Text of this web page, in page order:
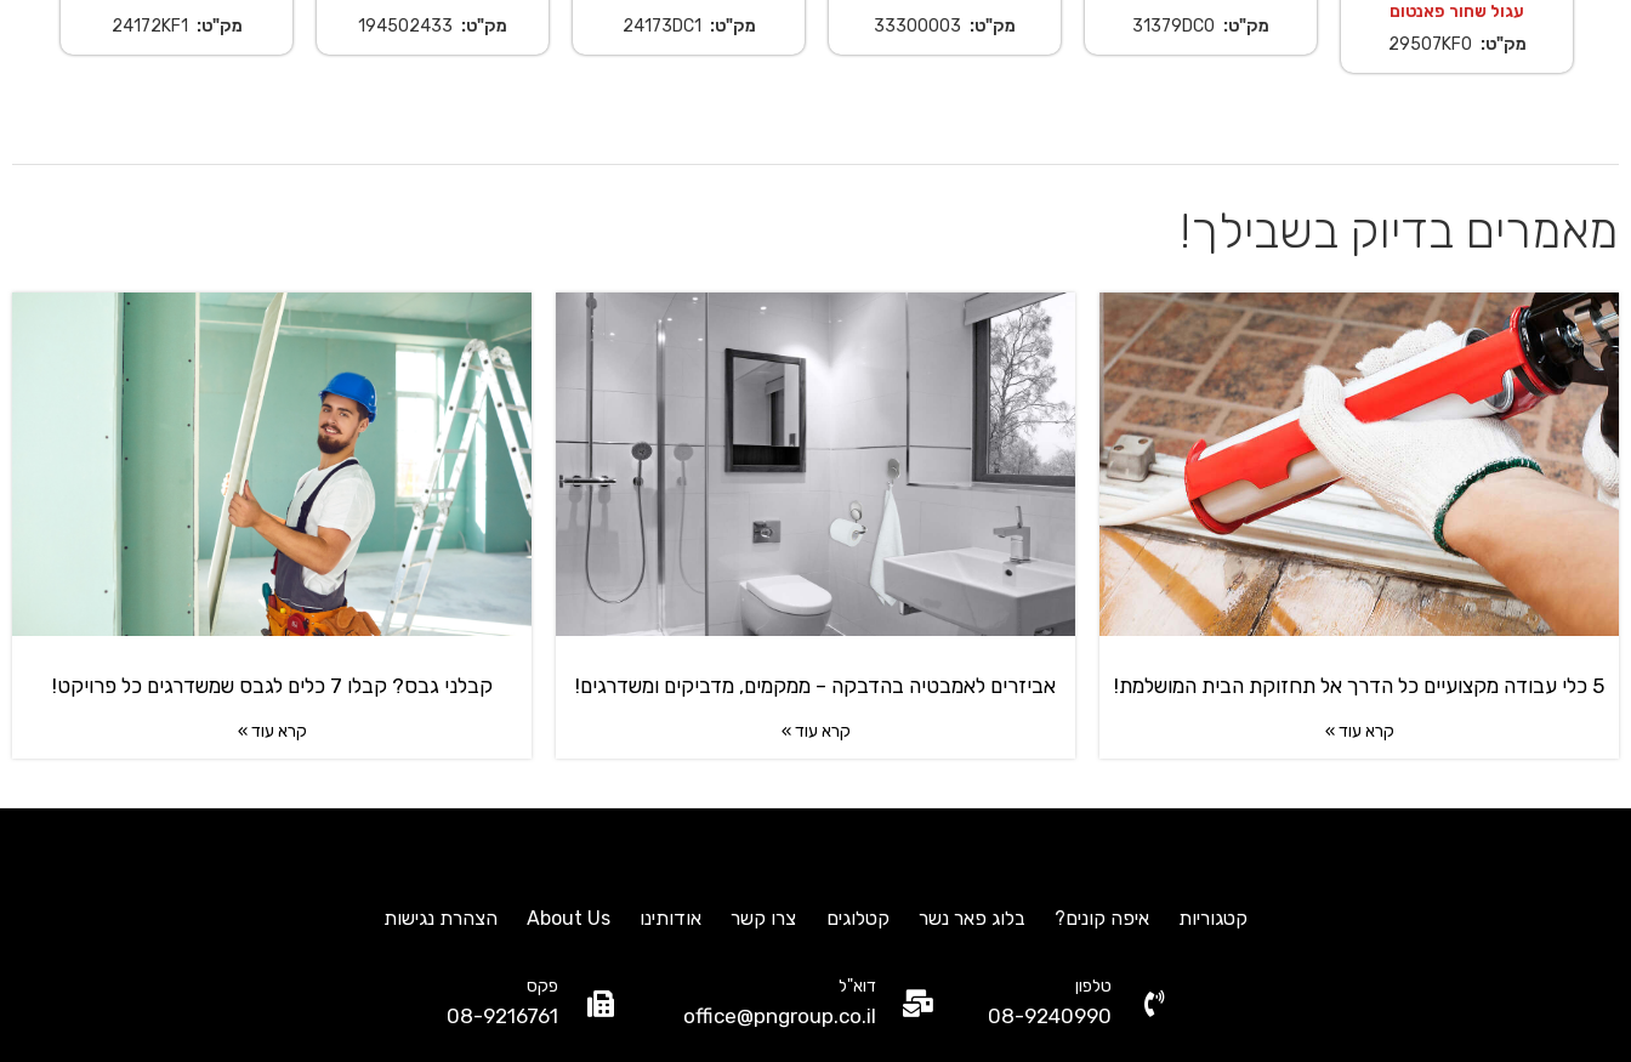
עגול שחור פאנטום
מק"ט: 29507KF0
מק"ט: 31379DC0 מק"ט: 33300003 מק"ט: 24173DC1
מק"ט: 194502433 מק"ט: 24172KF1
מאמרים בדיוק בשבילך!
5 כלי עבודה מקצועיים כל הדרך אל תחזוקת הבית המושלמת!
קרא עוד »
אביזרים לאמבטיה בהדבקה – ממקמים, מדביקים ומשדרגים!
קרא עוד »
קבלני גבס? קבלו 7 כלים לגבס שמשדרגים כל פרויקט!
קרא עוד »
קטגוריות איפה קונים? בלוג פאר נשר קטלוגים צרו קשר אודותינו About Us הצהרת נגישות
טלפון
08-9240990
דוא"ל
office@pngroup.co.il
פקס
08-9216761